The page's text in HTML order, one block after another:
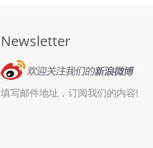
Newsletter
填写邮件地址，订阅我们的内容!